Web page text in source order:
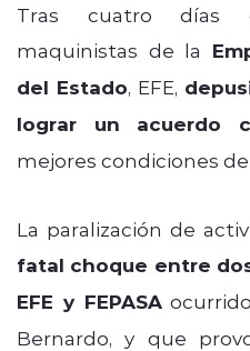
Tras cuatro días
maquinistas de la
del Estado, EFE,
lograr un acuerdo
mejores condiciones
La paralización de
fatal choque entre
EFE y FEPASA
Bernardo, y que